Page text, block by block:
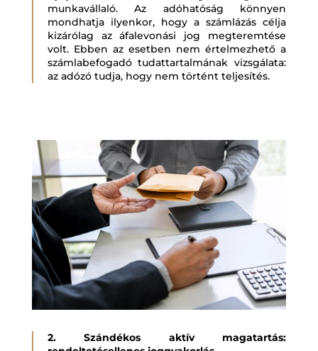
munkavállaló. Az adóhatóság könnyen
mondhatja ilyenkor, hogy a számlázás célja
kizárólag az áfalevonási jog megteremtése
volt. Ebben az esetben nem értelmezhető a
számlabefogadó tudattartalmának vizsgálata:
az adózó tudja, hogy nem történt teljesítés.
2. Szándékos aktív magatartás: